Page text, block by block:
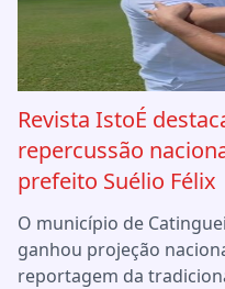
Revista IstoÉ
repercussão
prefeito Suélio Félix
O município de
ganhou projeção
reportagem da